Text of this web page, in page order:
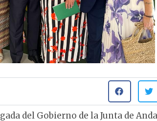
del Gobierno de la Junta de